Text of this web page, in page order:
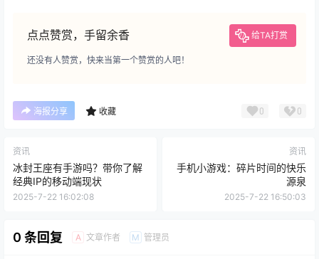
点点赞赏，手留余香 给TA打赏
还没有人赞赏，快来当第一个赞赏的人吧！
海报分享 收藏 0 0
资讯
冰封王座有手游吗？带你了解
经典IP的移动端现状
2025-7-22 16:02:08
资讯
手机小游戏：碎片时间的快乐
源泉
2025-7-22 16:50:03
0 条回复 A 文章作者 M 管理员